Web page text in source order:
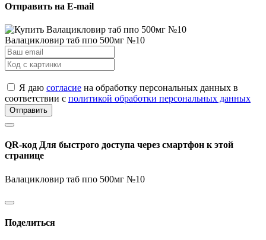
Отправить на E-mail
Валацикловир таб ппо 500мг №10
Я даю согласие на обработку персональных данных в
соответствии с политикой обработки персональных данных
Отправить
QR-код Для быстрого доступа через смартфон к этой
странице
Валацикловир таб ппо 500мг №10
Поделиться